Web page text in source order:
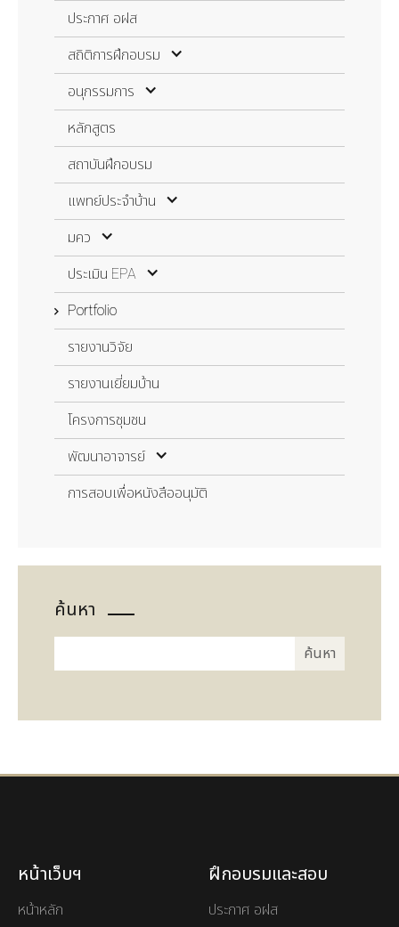
ประกาศ อฝส
สถิติการฝึกอบรม
จำนวนผู้ฝึกอบรม
อนุกรรมการ
อนุกรรมการ
จัดการสอบ
ตรวจงาน
หลักสูตร
สถาบันฝึกอบรม
แพทย์ประจำบ้าน
ปี 1
ปี 2
มคว
มคว
ที่ปรึกษา MedEd
มคว 1
ประเมิน EPA
ประเมิน EPA
EPA 1
EPA 2
Portfolio
รายงานวิจัย
รายงานเยี่ยมบ้าน
โครงการชุมชน
พัฒนาอาจารย์
พัฒนาอาจารย์
การสอบเพื่อหนังสืออนุมัติ
ค้นหา
หน้าเว็บฯ
หน้าหลัก
ฝึกอบรมและสอบ
ประกาศ อฝส